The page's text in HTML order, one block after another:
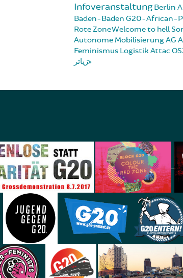
Infoveranstaltung Berlin
Baden-Baden G20-African-
Rote ZoneWelcome to hell
Autonome MobilisierungAG
Feminismus Logistik Attac
زیاتر